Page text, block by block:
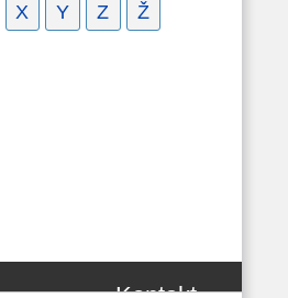
X Y Z Ž